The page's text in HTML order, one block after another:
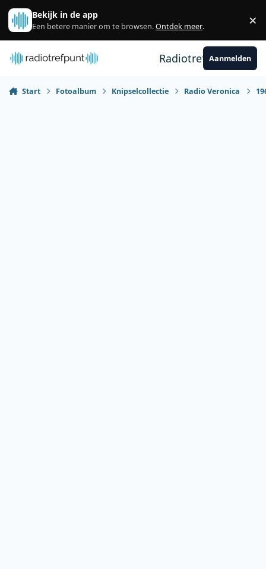
Spring naar bijdragen
Bekijk in de app
Een betere manier om te browsen.Ontdek meer. ×
RadiotrefpuntAanmelden
Start Fotoalbum Knipselcollectie Radio Veronica